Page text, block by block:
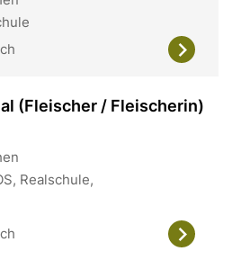
(Fleischer / Fleischerin)
Realschule,